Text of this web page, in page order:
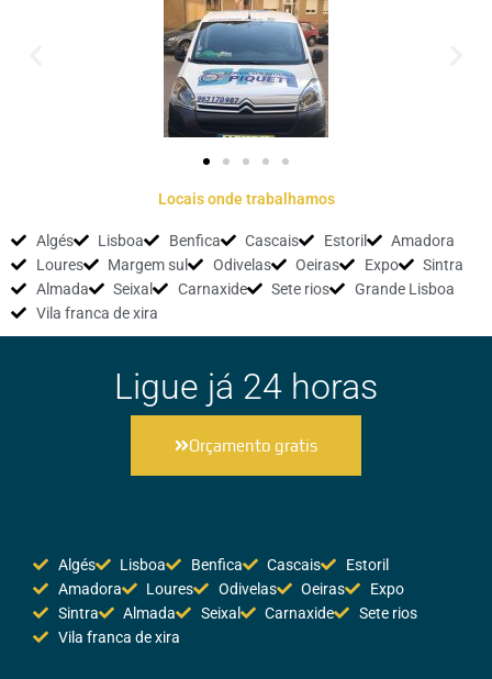
Locais onde trabalhamos
Algés Lisboa Benfica Cascais Estoril
Amadora
Loures
Margem sul Odivelas Oeiras Expo
Sintra
Almada
Seixal Carnaxide Sete rios
Grande Lisboa
Vila franca de xira
Ligue já 24 horas
Orçamento gratis
Algés Lisboa Benfica Cascais
Estoril
Amadora
Loures Odivelas Oeiras
Expo
Sintra
Almada Seixal Carnaxide
Sete rios
Vila franca de xira